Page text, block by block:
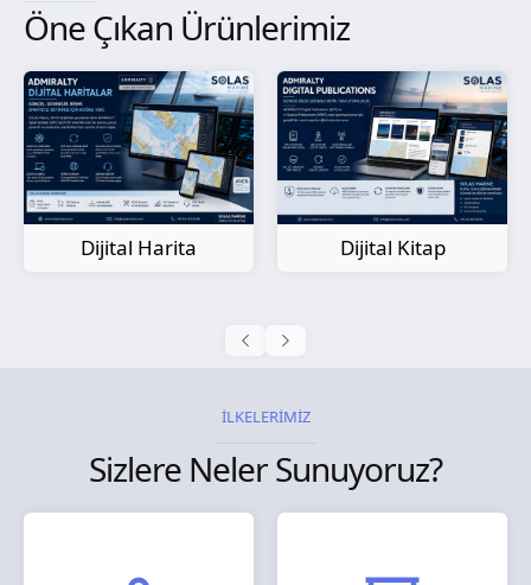
Öne Çıkan Ürünlerimiz
Dijital Kitap
Kağıt Harita
İLKELERİMİZ
Sizlere Neler Sunuyoruz?